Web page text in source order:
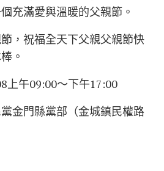
充滿愛與溫暖的父親節。
，祝福全天下父親父親節快
。
上午09:00～下午17:00
金門縣黨部（金城鎮民權路